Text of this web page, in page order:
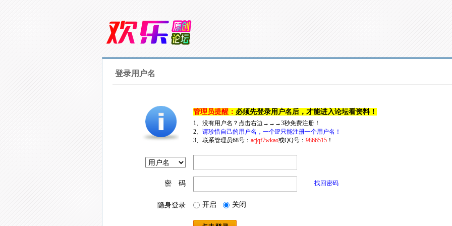
登录用户名
管理员提醒： 必须先登录用户名后，才能进入论坛看资料！
1、没有用户名？点击右边→→→3秒免费注册！
2、 请珍惜自己的用户名，一个IP只能注册一个用户名！
3、联系管理员68号： acjqf7wkao或QQ号： 9866515！
密 码 找回密码
隐身登录 开启 关闭